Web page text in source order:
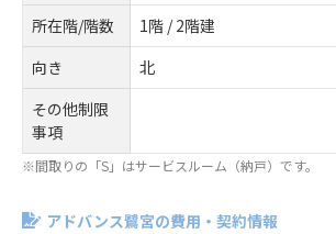
所在階/階数
1階 / 2階建
向き
北
その他制限
事項
※間取りの「S」はサービスルーム（納戸）です。
アドバンス鷺宮の費用・契約情報